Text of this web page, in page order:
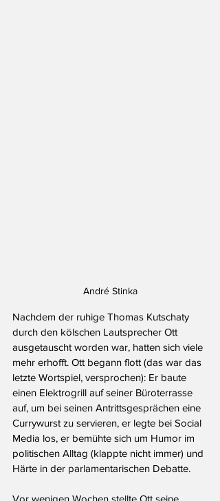
André Stinka
Nachdem der ruhige Thomas Kutschaty
durch den kölschen Lautsprecher Ott
ausgetauscht worden war, hatten sich viele
mehr erhofft. Ott begann flott (das war das
letzte Wortspiel, versprochen): Er baute
einen Elektrogrill auf seiner Büroterrasse
auf, um bei seinen Antrittsgesprächen eine
Currywurst zu servieren, er legte bei Social
Media los, er bemühte sich um Humor im
politischen Alltag (klappte nicht immer) und
Härte in der parlamentarischen Debatte.
Vor wenigen Wochen stellte Ott seine